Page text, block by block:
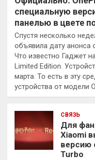
специальную
панелью в цвете
Спустя несколько
объявила дату анонса
Что известно Гаджет
Limited Edition.
марта. То есть в эту
устройства от модели
СВЯЗЬ
Для
Xiaomi
версию
Turbo